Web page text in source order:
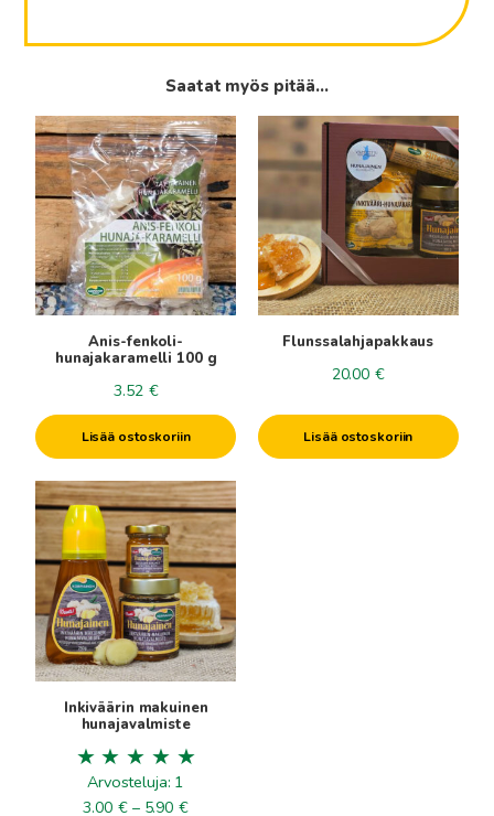
Saatat myös pitää...
Anis-fenkoli-
hunajakaramelli 100 g
3.52 €
Lisää ostoskoriin
Flunssalahjapakkaus
20.00 €
Lisää ostoskoriin
Inkiväärin makuinen
hunajavalmiste
Arvosteluja: 1
3.00 € – 5.90 €Hintaluokka:
Tällä
tuotteella
useampi
muunnelma.
Voit
tehdä
valinnat